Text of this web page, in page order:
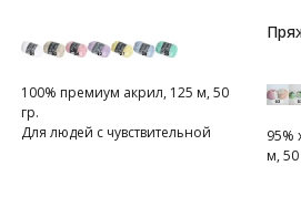
100% премиум акрил, 125 м, 50
гр.
Для людей с чувствительной
95%
м, 50